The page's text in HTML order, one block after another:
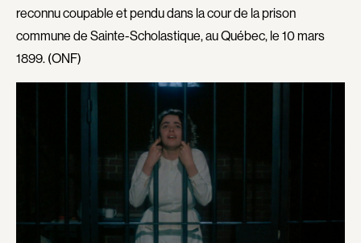
Bolduc Mario
Bonello Bertrand
Bonmariage Manu
Bonnière René
Bonspille Boileau Sonia
Borsos Phillip
Bostan Elisabeta
Bouchard Miryam
Boucher Jean-Carl
Boulianne Éric K.
Bourgault Martin
Bouvier François
Bradshaw John
Brassard André
reconnu coupable et pendu dans la cour de la prison
commune de Sainte-Scholastique, au Québec, le 10 mars
1899. (ONF)